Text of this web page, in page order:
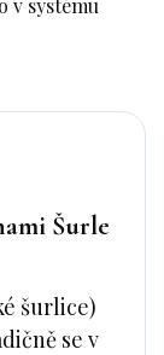
Šurle
šurlice)
se v